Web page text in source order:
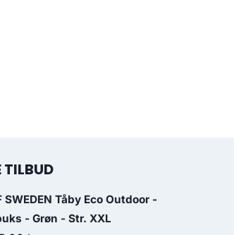
SWEDEN Tåby Eco Outdoor -
- Grøn - Str. XXL